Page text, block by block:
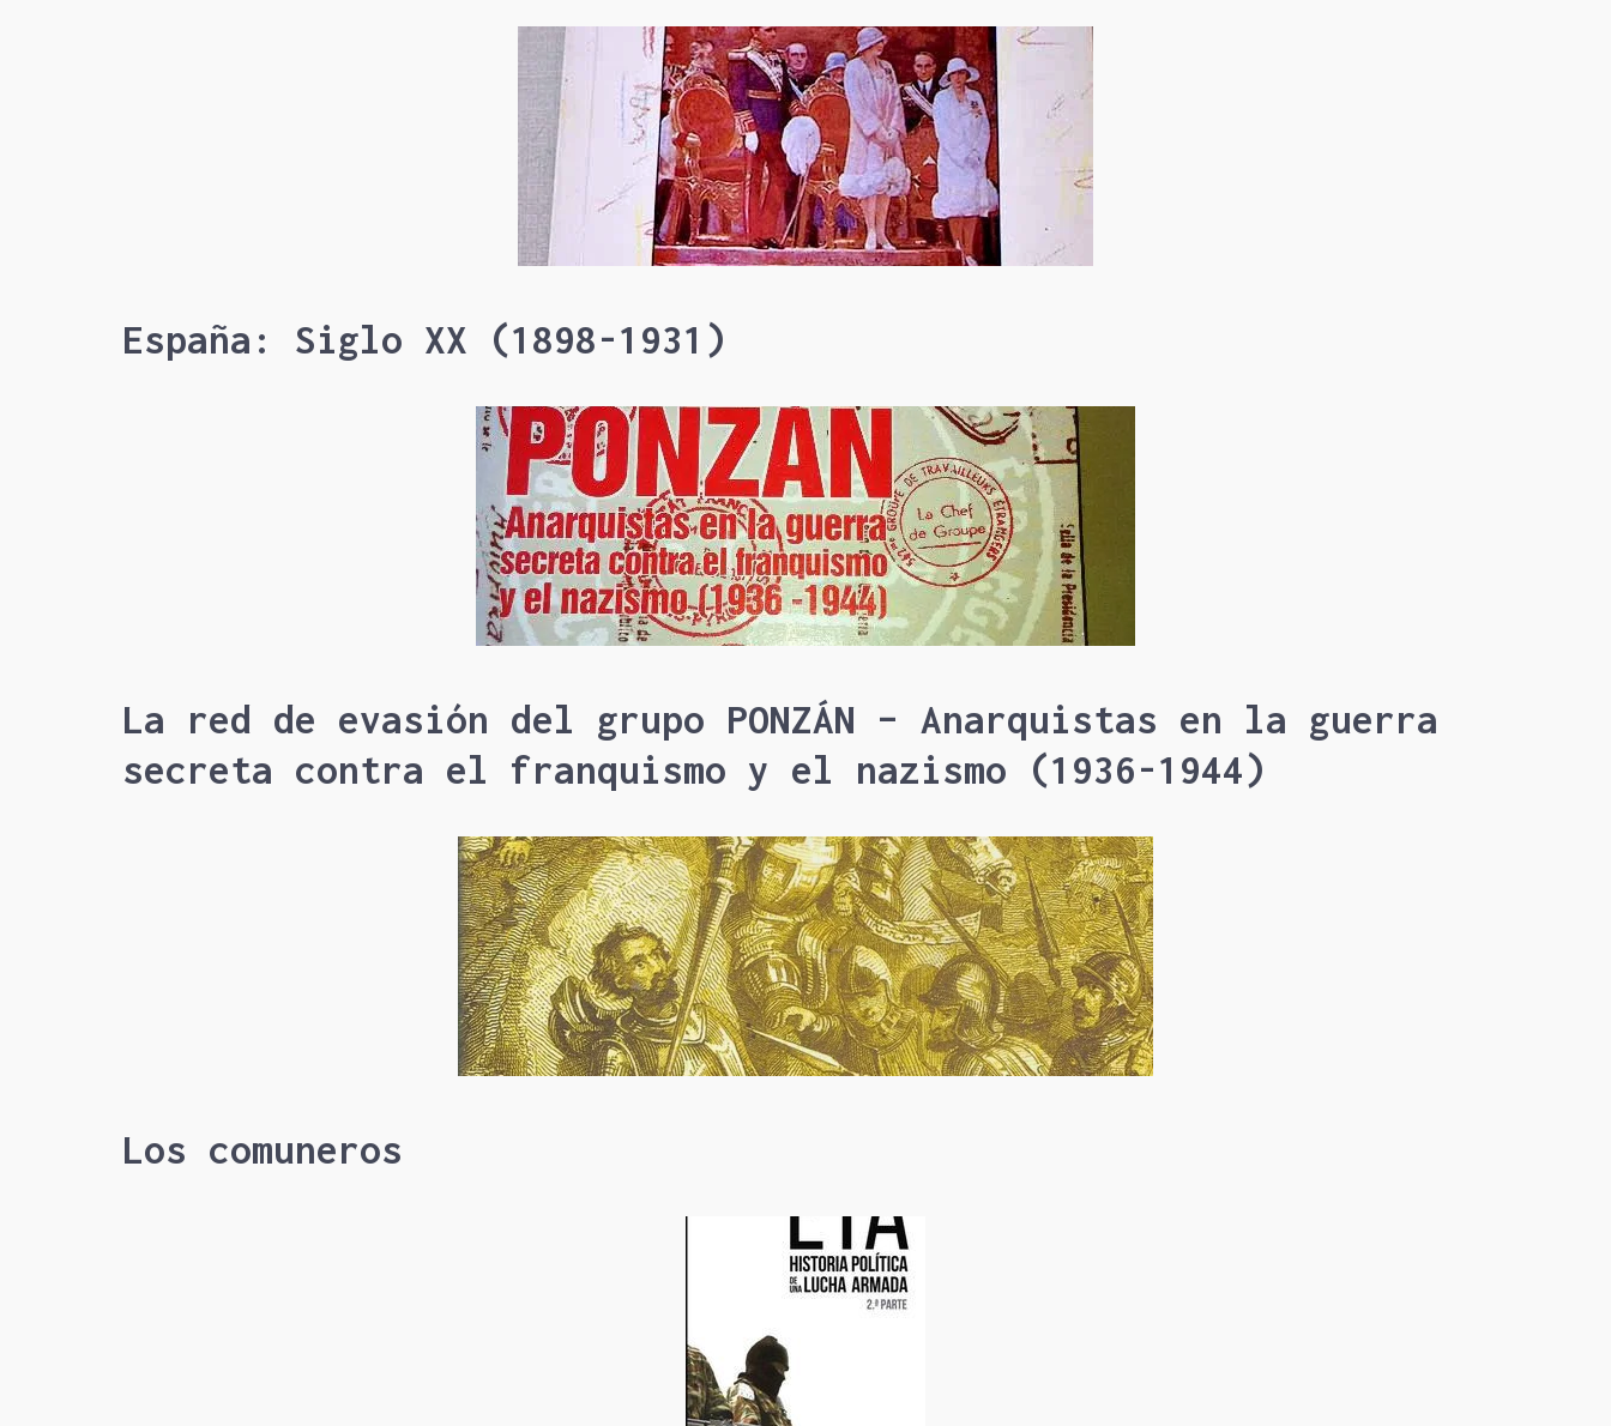
España: Siglo XX (1898-1931)
La red de evasión del grupo PONZÁN – Anarquistas en la guerra
secreta contra el franquismo y el nazismo (1936-1944)
Los comuneros